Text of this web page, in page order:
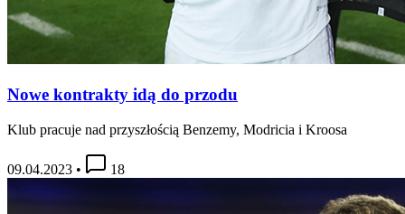
Nowe kontrakty idą do przodu
Klub pracuje nad przyszłością Benzemy, Modricia i Kroosa
09.04.2023 • 18